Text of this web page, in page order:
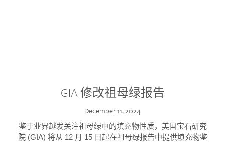
GIA 修改祖母绿报告
December 11, 2024
鉴于业界越发关注祖母绿中的填充物性质，美国宝石研究
院 (GIA) 将从 12 月 15 日起在祖母绿报告中提供填充物鉴